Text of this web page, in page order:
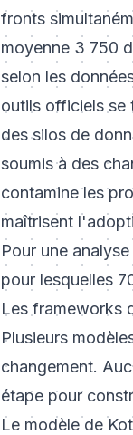
fronts
moyenne 3 750
selon les
outils officiels se
des silos de
soumis à des
contamine les
maîtrisent
Pour une
pour lesquelles
Les frameworks
Plusieurs
changement.
étape pour
Le modèle de